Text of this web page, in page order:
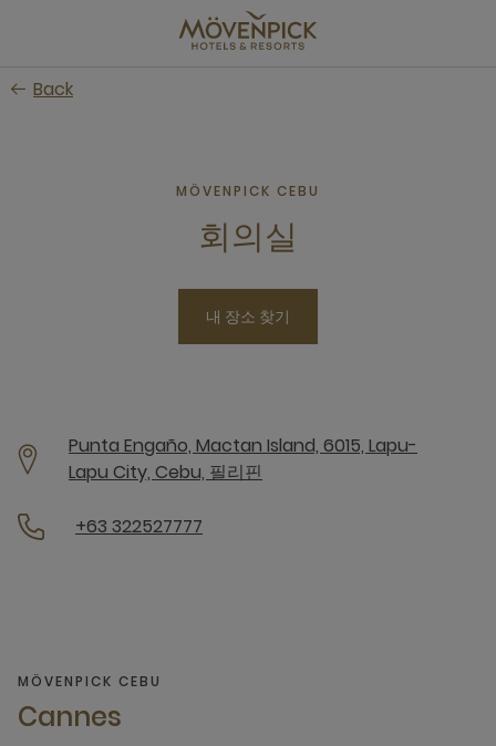
content
Back
MÖVENPICK CEBU
회의실
내 장소 찾기
Punta Engaño, Mactan Island, 6015, Lapu-
Lapu City, Cebu, 필리핀
+63 322527777
MÖVENPICK CEBU
Cannes